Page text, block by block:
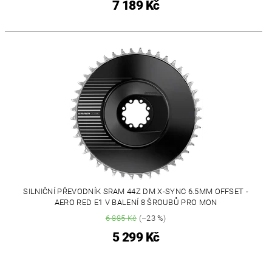
7 189 Kč
SILNIČNÍ PŘEVODNÍK SRAM 44Z DM X-SYNC 6.5MM OFFSET -
AERO RED E1 V BALENÍ 8 ŠROUBŮ PRO MON
6 885 Kč(–23 %)
5 299 Kč